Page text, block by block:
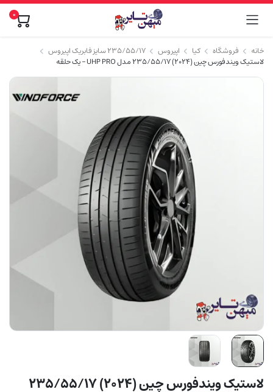
0
خانه فروشگاه کیا اپیروس
۲۳۵/۵۵/۱۷ سایز فابریک اپیروس
لاستیک ویندفورس چین (2024) 235/55/17 مدل UHP PRO – یک حلقه
لاستیک ویندفورس چین (2024) 235/55/17